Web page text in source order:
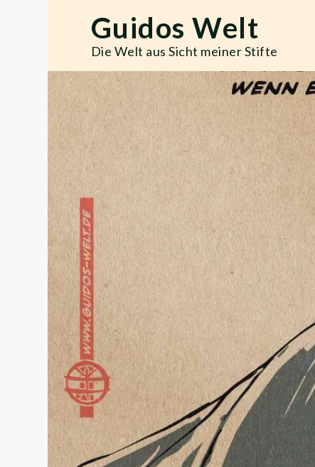
Guidos Welt
Die Welt aus Sicht meiner Stifte